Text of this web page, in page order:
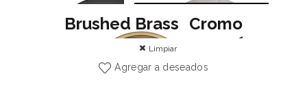
Brushed Brass Cromo
Limpiar
Agregar a deseados